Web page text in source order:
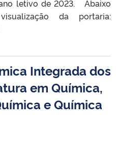
letivo de 2023. Abaixo
da portaria:
Integrada dos
em Química,
e Química